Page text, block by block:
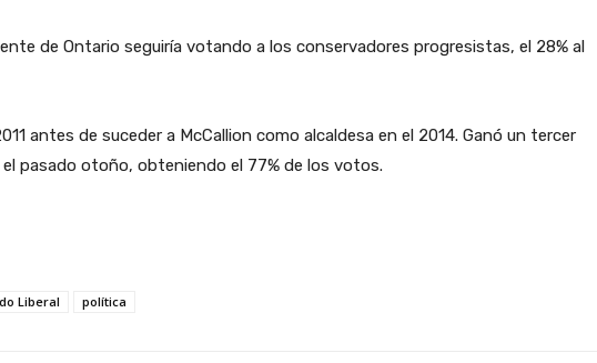
de Ontario seguiría votando a los conservadores progresistas, el 28% al
antes de suceder a McCallion como alcaldesa en el 2014. Ganó un tercer
pasado otoño, obteniendo el 77% de los votos.
Liberal política